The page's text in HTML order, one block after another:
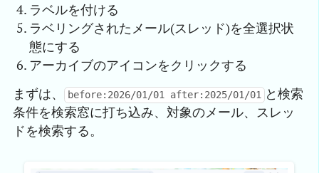
ラベルを付ける
ラベリングされたメール(スレッド)を全選択状
態にする
アーカイブのアイコンをクリックする
まずは、
before:2026/01/01 after:2025/01/01
と検索
条件を検索窓に打ち込み、対象のメール、スレッ
ドを検索する。